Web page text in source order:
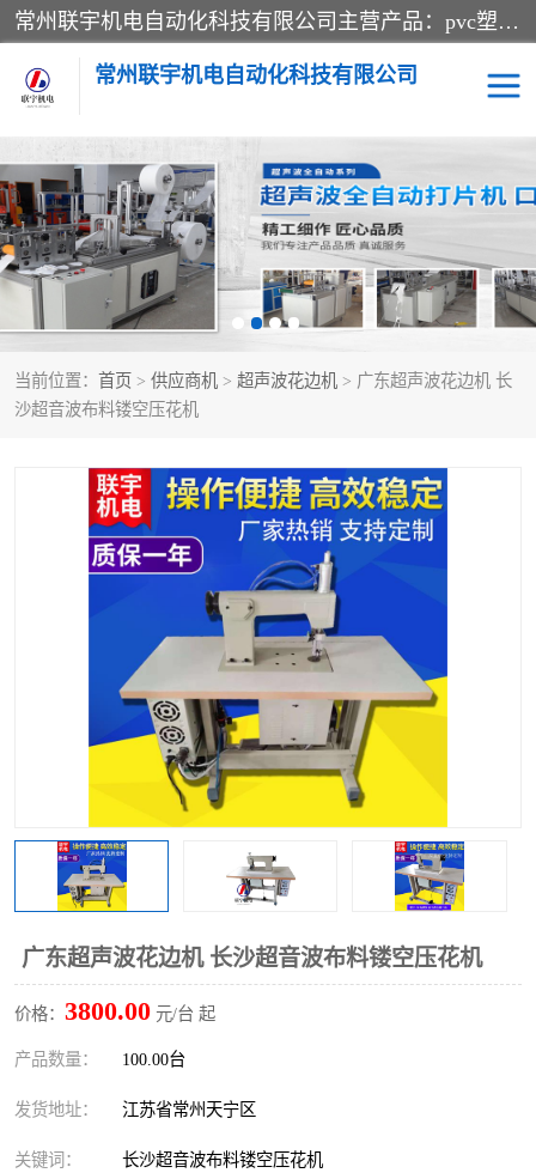
常州联宇机电自动化科技有限公司主营产品：pvc塑料焊机、高频热合机、软膜天花压边机、服装布料凹凸压花机、布料3d压印设备、服装植胶设备、超声波布料花边机、无纺布热合机、全自动压花机。
常州联宇机电自动化科技有限公司
当前位置： 首页 > 供应商机 > 超声波花边机 > 广东超声波花边机 长
沙超音波布料镂空压花机
广东超声波花边机 长沙超音波布料镂空压花机
价格： 3800.00 元/台 起
产品数量： 100.00台
发货地址： 江苏省常州天宁区
关键词： 长沙超音波布料镂空压花机
压花定型机以及压花模具 超声波热合机
高频热合机 超声波花边机
超声波复合压花机 凹凸压花机压标机
3040凹凸压花机 双头服装凹凸压花机
高频压花压标机 自动超声波打片成型机
泡壳包装封口机 海绵产品成型机